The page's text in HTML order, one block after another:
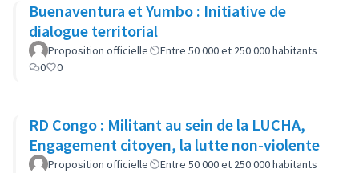
Buenaventura et Yumbo : Initiative de
dialogue territorial
Proposition officielle
Entre 50 000 et 250 000 habitants
0
0
RD Congo : Militant au sein de la LUCHA,
Engagement citoyen, la lutte non-violente
Proposition officielle
Entre 50 000 et 250 000 habitants